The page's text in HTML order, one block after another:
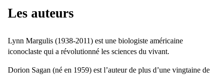
Les auteurs
Lynn Margulis (1938-2011) est une biologiste américaine
iconoclaste qui a révolutionné les sciences du vivant.
Dorion Sagan (né en 1959) est l’auteur de plus d’une vingtaine de